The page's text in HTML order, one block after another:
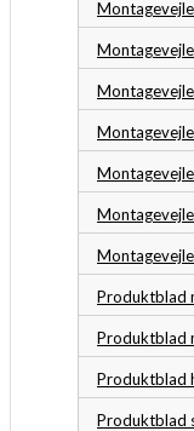
Produktblad
Produktblad
Produktblad
Produktblad